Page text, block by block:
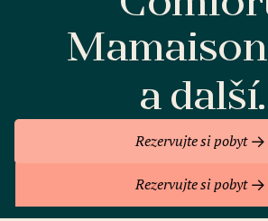
Mamaison
a další.
Rezervujte si pobyt
Rezervujte si pobyt